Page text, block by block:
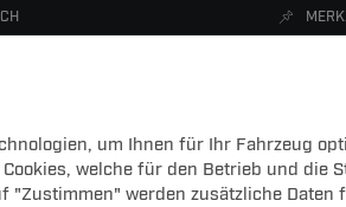
um Ihnen für Ihr Fahrzeug
welche für den Betrieb und die
"Zustimmen" werden zusätzliche Daten
FAHRRADTRÄGER ZUBEHÖR